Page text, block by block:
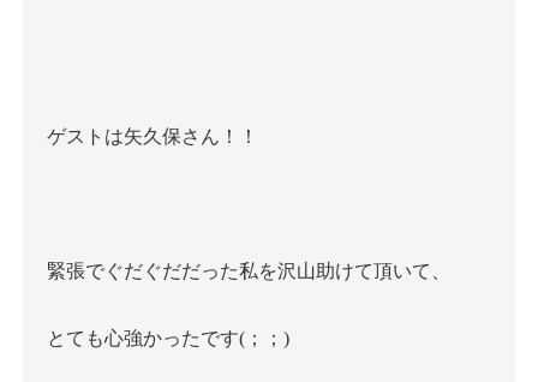
ゲストは矢久保さん！！
緊張でぐだぐだだった私を沢山助けて頂いて、
とても心強かったです( ；； )